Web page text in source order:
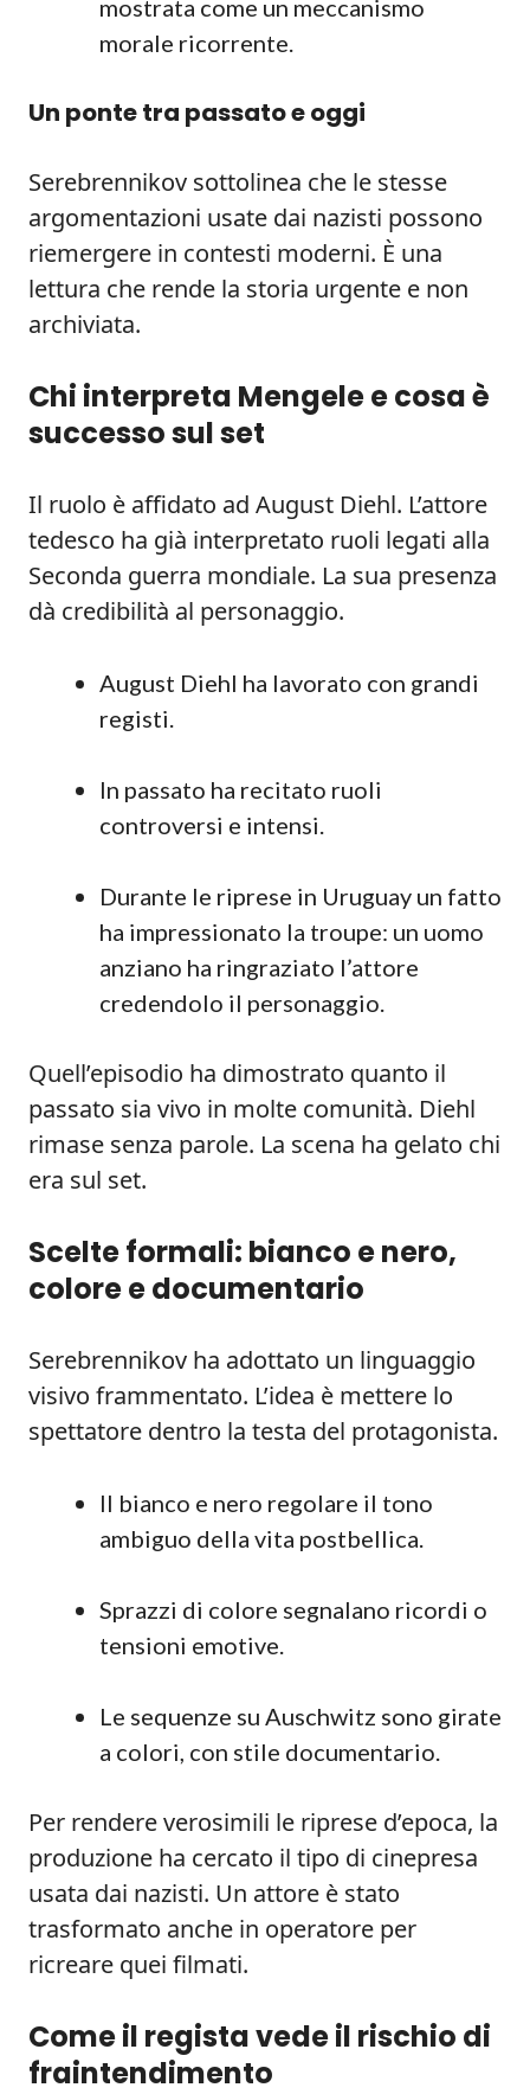
mostrata come un meccanismo
morale ricorrente.
Un ponte tra passato e oggi
Serebrennikov sottolinea che le stesse
argomentazioni usate dai nazisti possono
riemergere in contesti moderni. È una
lettura che rende la storia urgente e non
archiviata.
Chi interpreta Mengele e cosa è
successo sul set
Il ruolo è affidato ad August Diehl. L’attore
tedesco ha già interpretato ruoli legati alla
Seconda guerra mondiale. La sua presenza
dà credibilità al personaggio.
August Diehl ha lavorato con grandi
registi.
In passato ha recitato ruoli
controversi e intensi.
Durante le riprese in Uruguay un fatto
ha impressionato la troupe: un uomo
anziano ha ringraziato l’attore
credendolo il personaggio.
Quell’episodio ha dimostrato quanto il
passato sia vivo in molte comunità. Diehl
rimase senza parole. La scena ha gelato chi
era sul set.
Scelte formali: bianco e nero,
colore e documentario
Serebrennikov ha adottato un linguaggio
visivo frammentato. L’idea è mettere lo
spettatore dentro la testa del protagonista.
Il bianco e nero regolare il tono
ambiguo della vita postbellica.
Sprazzi di colore segnalano ricordi o
tensioni emotive.
Le sequenze su Auschwitz sono girate
a colori, con stile documentario.
Per rendere verosimili le riprese d’epoca, la
produzione ha cercato il tipo di cinepresa
usata dai nazisti. Un attore è stato
trasformato anche in operatore per
ricreare quei filmati.
Come il regista vede il rischio di
fraintendimento